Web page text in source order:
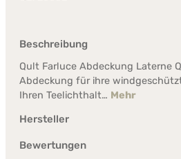
Beschreibung
Qult Farluce Abdeckung Laterne
Abdeckung für ihre
Ihren Teelichthalt… Mehr
Hersteller
Bewertungen